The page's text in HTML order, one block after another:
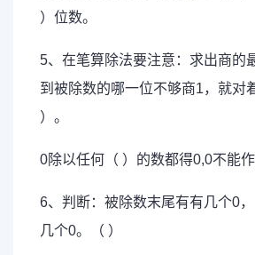
）位数。
5、在笔算除法要注意：求出商的
到被除数的哪一位不够商1，就对
）。
0除以任何（ ）的数都得0,0不能作
6、判断：被除数末尾有有几个0
几个0。（ ）